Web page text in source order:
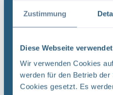
Zustimmung
Diese Webseite
Wir verwenden Cookies
werden für den Betrieb der
Cookies gesetzt. Es
Telefone Schnurlose
eine loka- le
Handapparat („Te-